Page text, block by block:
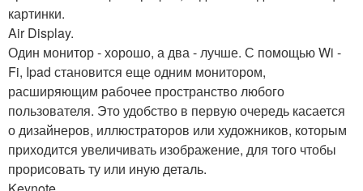
картинки.
Air Display.
Один монитор - хорошо, а два - лучше. С помощью Wi -
Fi, Ipad становится еще одним монитором,
расширяющим рабочее пространство любого
пользователя. Это удобство в первую очередь касается
о дизайнеров, иллюстраторов или художников, которым
приходится увеличивать изображение, для того чтобы
прорисовать ту или иную деталь.